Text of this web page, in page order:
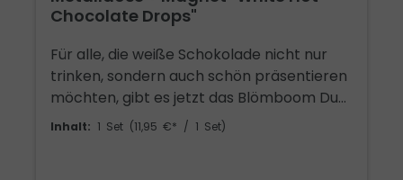
Chocolate Drops"
Für alle, die weiße Schokolade nicht nur
trinken, sondern auch schön präsentieren
möchten, gibt es jetzt das Blömboom Duo
zur White Hot Chocolate Drops Sorte. Die
Inhalt: 1 Set (11,95 €* / 1 Set)